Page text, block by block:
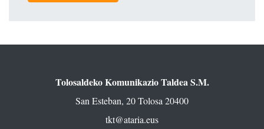
Tolosaldeko Komunikazio Taldea S.M.
San Esteban, 20 Tolosa 20400
tkt@ataria.eus